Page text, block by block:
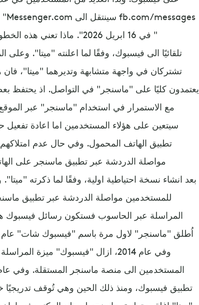
تشتركان في واجهة متشابهة وتديرهما "ميتا"، فان
يعتمدون كليًا على "ماسنجر" في التواصل. اذ يحتفظ
مع الاستمرار في استخدام "ماسنجر" عبر
سيتعين على هؤلاء المستخدمين اما اعادة تفعيل
تطبيق الهاتف المحمول. وفي حال عدم
مواصلة الدردشة عبر تطبيق ماسنجر على
للمستخدمين مواصلة الدردشة عبر تطبيق
المراسلة عبر الحاسوب فستكون رسائل فيسبوك
وفي عام 2014، ازال "فيسبوك" ميزة
تطبيق فيسبوك، ومنذ ذلك الحين وهي تُوقف تدريجيًا